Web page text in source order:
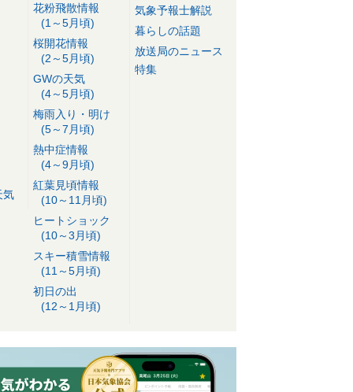
気
花粉飛散情報
(1～5月頃)
桜開花情報
(2～5月頃)
GWの天気
(4～5月頃)
梅雨入り・明け
(5～7月頃)
熱中症情報
(4～9月頃)
紅葉見頃情報
(10～11月頃)
ヒートショック
(10～3月頃)
スキー積雪情報
(11～5月頃)
初日の出
(12～1月頃)
気象予報士解説
暮らしの話題
放送局のニュース
特集